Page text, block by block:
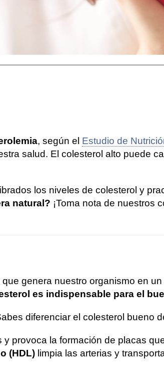
, según el Estudio de
salud. El colesterol alto puede
los niveles de colesterol y
natural? ¡Toma nota de nuestros
genera nuestro organismo en
es indispensable para el
diferenciar el colesterol bueno
provoca la formación de placas
(HDL) limpia las arterias y